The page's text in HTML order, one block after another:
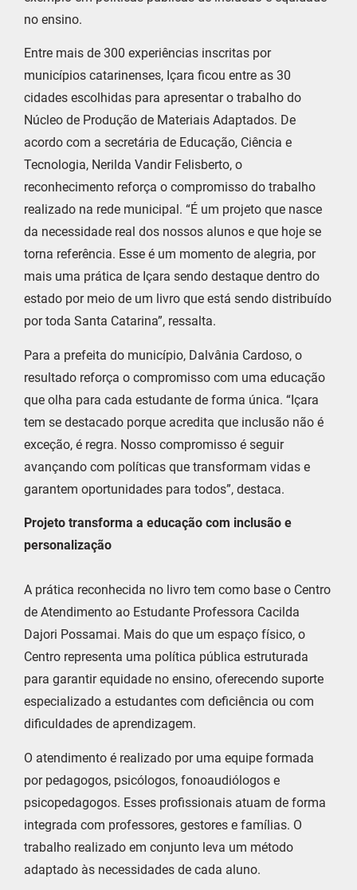
no ensino.
Entre mais de 300 experiências inscritas por
municípios catarinenses, Içara ficou entre as 30
cidades escolhidas para apresentar o trabalho do
Núcleo de Produção de Materiais Adaptados. De
acordo com a secretária de Educação, Ciência e
Tecnologia, Nerilda Vandir Felisberto, o
reconhecimento reforça o compromisso do trabalho
realizado na rede municipal. “É um projeto que nasce
da necessidade real dos nossos alunos e que hoje se
torna referência. Esse é um momento de alegria, por
mais uma prática de Içara sendo destaque dentro do
estado por meio de um livro que está sendo distribuído
por toda Santa Catarina”, ressalta.
Para a prefeita do município, Dalvânia Cardoso, o
resultado reforça o compromisso com uma educação
que olha para cada estudante de forma única. “Içara
tem se destacado porque acredita que inclusão não é
exceção, é regra. Nosso compromisso é seguir
avançando com políticas que transformam vidas e
garantem oportunidades para todos”, destaca.
Projeto transforma a educação com inclusão e
personalização
A prática reconhecida no livro tem como base o Centro
de Atendimento ao Estudante Professora Cacilda
Dajori Possamai. Mais do que um espaço físico, o
Centro representa uma política pública estruturada
para garantir equidade no ensino, oferecendo suporte
especializado a estudantes com deficiência ou com
dificuldades de aprendizagem.
O atendimento é realizado por uma equipe formada
por pedagogos, psicólogos, fonoaudiólogos e
psicopedagogos. Esses profissionais atuam de forma
integrada com professores, gestores e famílias. O
trabalho realizado em conjunto leva um método
adaptado às necessidades de cada aluno.